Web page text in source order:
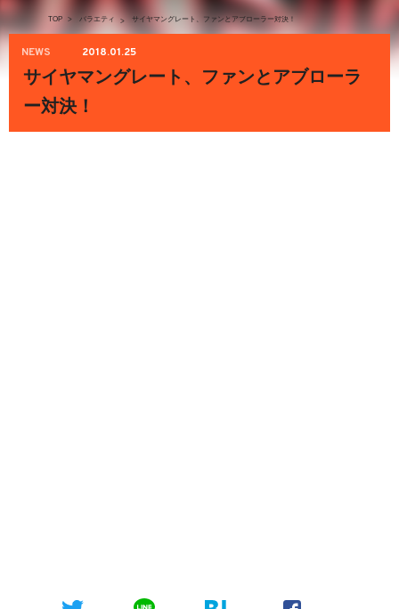
TOP > バラエティ > サイヤマングレート、ファンとアブローラー対決！
NEWS 2018.01.25
サイヤマングレート、ファンとアブローラ
ー対決！